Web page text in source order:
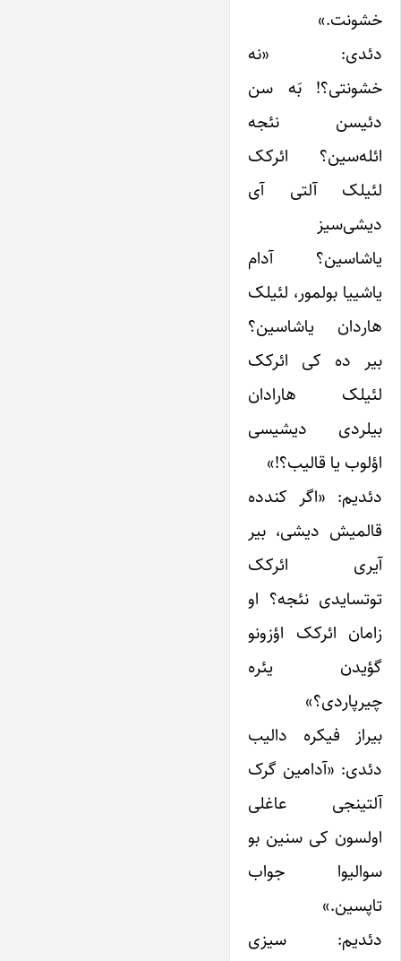
خشونت.»
دئدی: «نه
خشونتی؟! بَه سن
دئیسن نئجه
ائله‌سین؟ ائرکک
لئیلک آلتی آی
دیشی‌سیز
یاشاسین؟ آدام
یاشییا بولمور، لئیلک
هاردان یاشاسین؟
بیر ده کی ائرکک
لئیلک هارادان
بیلردی دیشیسی
اؤلوب یا قالیب؟!»
دئدیم: «اگر کندده
قالمیش دیشی، بیر
آیری ائرکک
توتسایدی نئجه؟ او
زامان ائرکک اؤزونو
گؤیدن یئره
چیرپاردی؟»
بیراز فیکره دالیب
دئدی: «آدامین گرک
آلتینجی عاغلی
اولسون کی سنین بو
سوالیوا جواب
تاپسین.»
دئدیم: سیزی